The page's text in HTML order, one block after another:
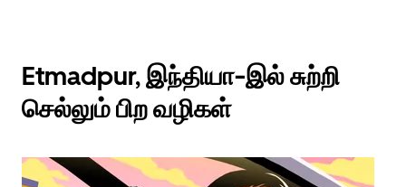
Etmadpur, இந்தியா-இல் சுற்றி
செல்லும் பிற வழிகள்